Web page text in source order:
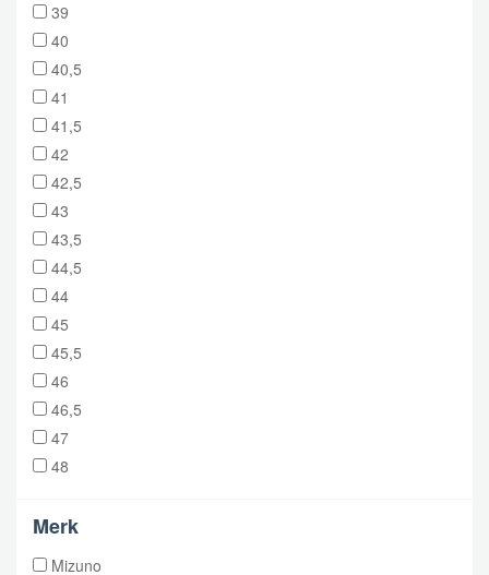
39
40
40,5
41
41,5
42
42,5
43
43,5
44,5
44
45
45,5
46
46,5
47
48
Merk
Mizuno